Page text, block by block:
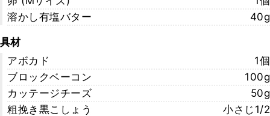
溶かし有塩バター
40g
具材
アボカド
1個
ブロックベーコン
100g
カッテージチーズ
50g
粗挽き黒こしょう
小さじ1/2